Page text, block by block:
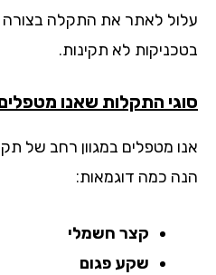
לאתר את התקלה בצורה לא
לא תקינות.
התקלות שאנו מטפלים
מטפלים במגוון רחב של
כמה דוגמאות:
קצר חשמלי
שקע פגום